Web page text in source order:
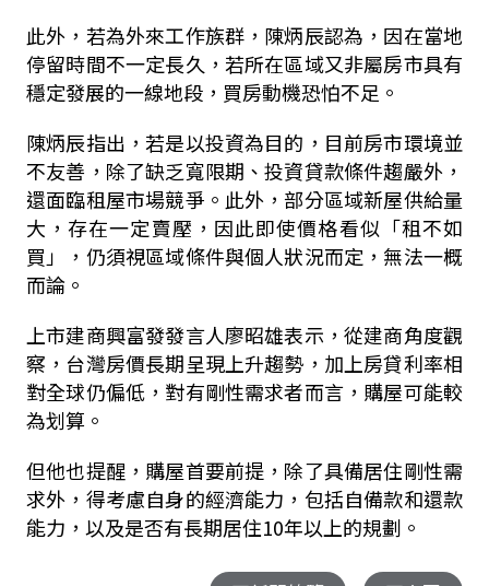
此外，若為外來工作族群，陳炳辰認為，因在當地
停留時間不一定長久，若所在區域又非屬房市具有
穩定發展的一線地段，買房動機恐怕不足。
陳炳辰指出，若是以投資為目的，目前房市環境並
不友善，除了缺乏寬限期、投資貸款條件趨嚴外，
還面臨租屋市場競爭。此外，部分區域新屋供給量
大，存在一定賣壓，因此即使價格看似「租不如
買」，仍須視區域條件與個人狀況而定，無法一概
而論。
上市建商興富發發言人廖昭雄表示，從建商角度觀
察，台灣房價長期呈現上升趨勢，加上房貸利率相
對全球仍偏低，對有剛性需求者而言，購屋可能較
為划算。
但他也提醒，購屋首要前提，除了具備居住剛性需
求外，得考慮自身的經濟能力，包括自備款和還款
能力，以及是否有長期居住10年以上的規劃。